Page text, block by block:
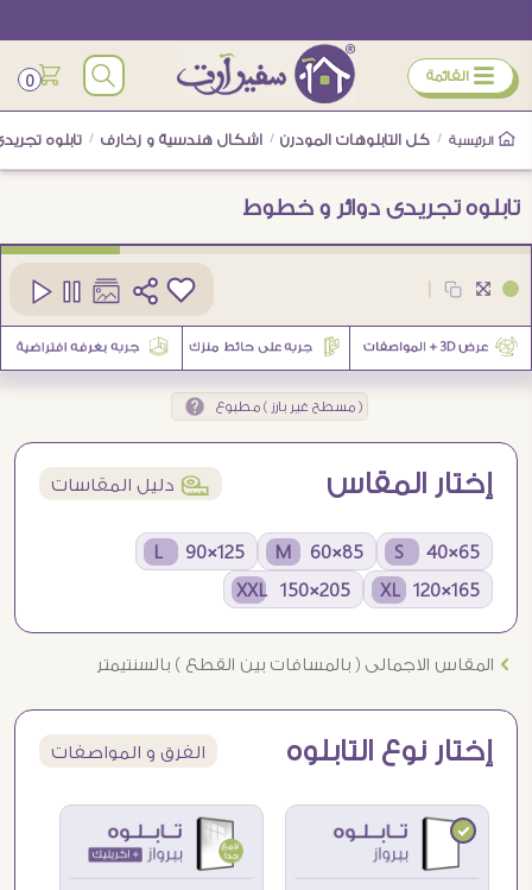
ÿ القائمة 0
الرئيسية / كل التابلوهات المودرن / اشكال هندسية و زخارف / تابلوه
تابلوه تجريدى دوائر و خطوط
( مسطح غير بارز ) مطبوع
إختار المقاس í دليل المقاسات
65×40 S
85×60 M
125×90 L
165×120 XL
205×150 XXL
Ö المقاس الاجمالى ( بالمسافات بين القطع ) بالسنتيمتر
إختار نوع التابلوه الفرق و المواصفات